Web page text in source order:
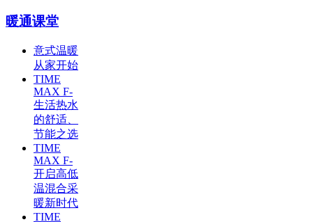
暖通课堂
意式温暖
从家开始
TIME
MAX F-
生活热水
的舒适、
节能之选
TIME
MAX F-
开启高低
温混合采
暖新时代
TIME